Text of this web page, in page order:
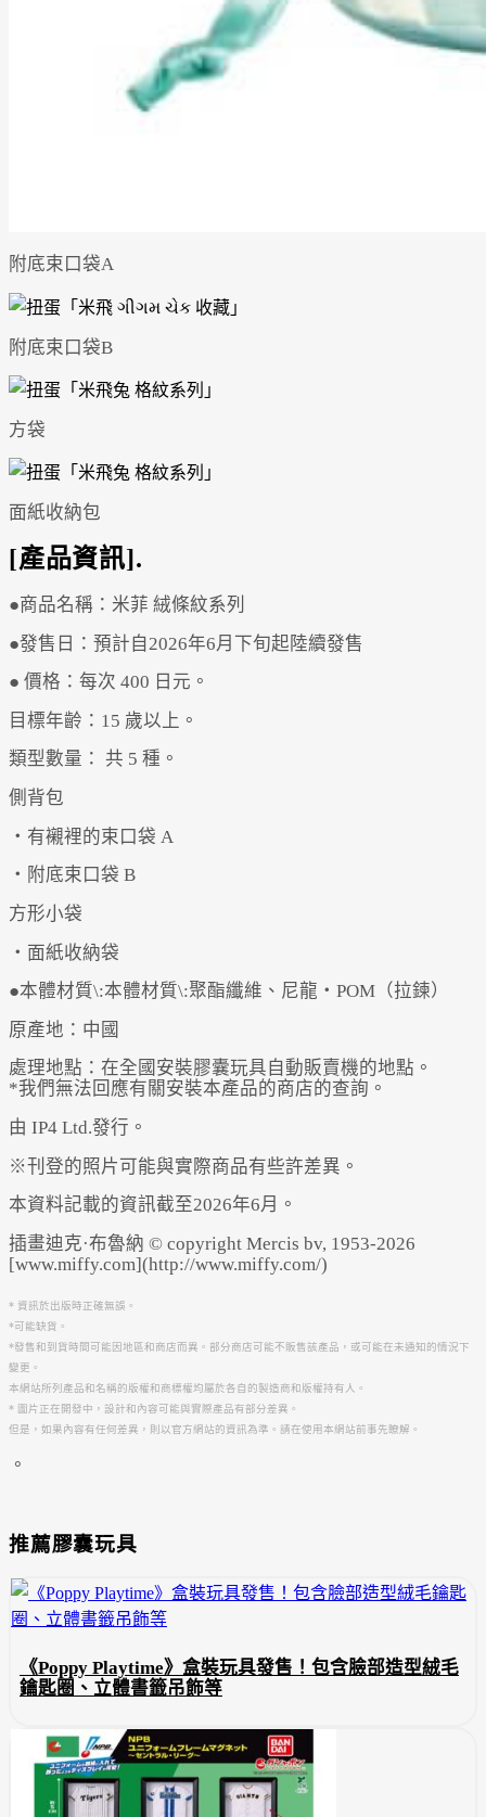
附底束口袋A
附底束口袋B
方袋
面紙收納包
[產品資訊].
●商品名稱：米菲 絨條紋系列
●發售日：預計自2026年6月下旬起陸續發售
● 價格：每次 400 日元。
目標年齡：15 歲以上。
類型數量： 共 5 種。
側背包
・有襯裡的束口袋 A
・附底束口袋 B
方形小袋
・面紙收納袋
●本體材質\:本體材質\:聚酯纖維、尼龍・POM（拉鍊）
原產地：中國
處理地點：在全國安裝膠囊玩具自動販賣機的地點。
*我們無法回應有關安裝本產品的商店的查詢。
由 IP4 Ltd.發行。
※刊登的照片可能與實際商品有些許差異。
本資料記載的資訊截至2026年6月。
插畫迪克·布魯納 © copyright Mercis bv, 1953-2026
[www.miffy.com](http://www.miffy.com/)
* 資訊於出版時正確無誤。
*可能缺貨。
*發售和到貨時間可能因地區和商店而異。部分商店可能不販售該產品，或可能在未通知的情況下
變更。
本網站所列產品和名稱的版權和商標權均屬於各自的製造商和版權持有人。
* 圖片正在開發中，設計和內容可能與實際產品有部分差異。
但是，如果內容有任何差異，則以官方網站的資訊為準。請在使用本網站前事先瞭解。
。
推薦膠囊玩具
《Poppy Playtime》盒裝玩具發售！包含臉部造型絨毛
鑰匙圈、立體書籤吊飾等